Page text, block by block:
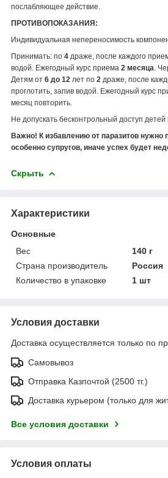
послабляющее действие.
ПРОТИВОПОКАЗАНИЯ:
Индивидуальная непереносимость
Принимать: по 4 драже, после каждого
водой. Ежегодный курс приема 2 месяца .
Детям от 6 до 12 лет по 2 драже, после
проглотить, запив водой. Ежегодный курс
месяц повторить.
Не допускать бесконтрольный доступ детей
Важно! К избавлению от паразитов
особенно супругов, иначе успех будет
Скрыть
Характеристики
Основные
Вес
140 г
Страна производитель
Россия
Количество в упаковке
1 шт
Условия доставки
Доставка осуществляется только по
Самовывоз
Отправка Казпочтой (2500 тг.)
Доставка курьером (только для
Все условия доставки
Условия оплаты